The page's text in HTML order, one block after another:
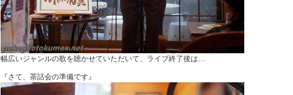
幅広いジャンルの歌を聴かせていただいて、ライブ終了後は…
『さて、茶話会の準備です』